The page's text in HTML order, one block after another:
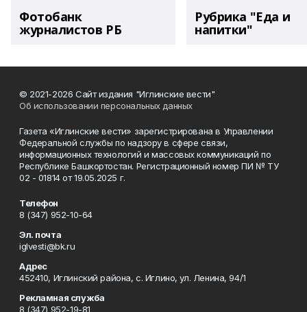
Фотобанк
журналистов РБ
Рубрика "Еда и
напитки"
© 2021-2026 Сайт издания "Иглинские вести"
Об использовании персональных данных
Газета «Иглинские вести» зарегистрирована в Управлении
Федеральной службы по надзору в сфере связи,
информационных технологий и массовых коммуникаций по
Республике Башкортостан. Регистрационный номер ПИ № ТУ
02 - 01814 от 19.05.2025 г.
Телефон
8 (347) 952-10-64
Эл. почта
iglvesti@bk.ru
Адрес
452410, Иглинский района, с. Иглино, ул. Ленина, 94/1
Рекламная служба
8 (347) 952-19-81